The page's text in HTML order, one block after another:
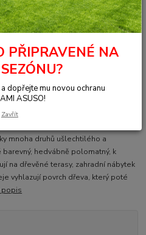
Šedý 0,125 l
mnoha druhů ušlechtilého a
hedvábně polomatný, k
na dřevěné terasy, zahradní nábytek
vyhlazují povrch dřeva, který poté
popis
PŘIPRAVENÉ NA
dopřejte mu novou ochranu
ASUSO!
Zavřít